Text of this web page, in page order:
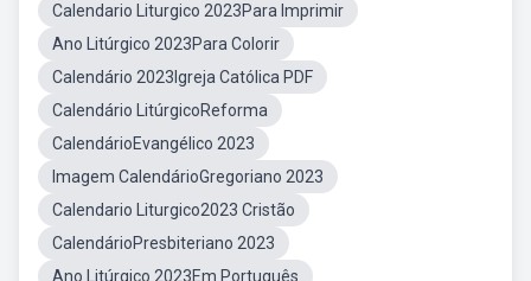
Calendario Liturgico 2023Para Imprimir
Ano Litúrgico 2023Para Colorir
Calendário 2023Igreja Católica PDF
Calendário LitúrgicoReforma
CalendárioEvangélico 2023
Imagem CalendárioGregoriano 2023
Calendario Liturgico2023 Cristão
CalendárioPresbiteriano 2023
Ano Litúrgico 2023Em Português